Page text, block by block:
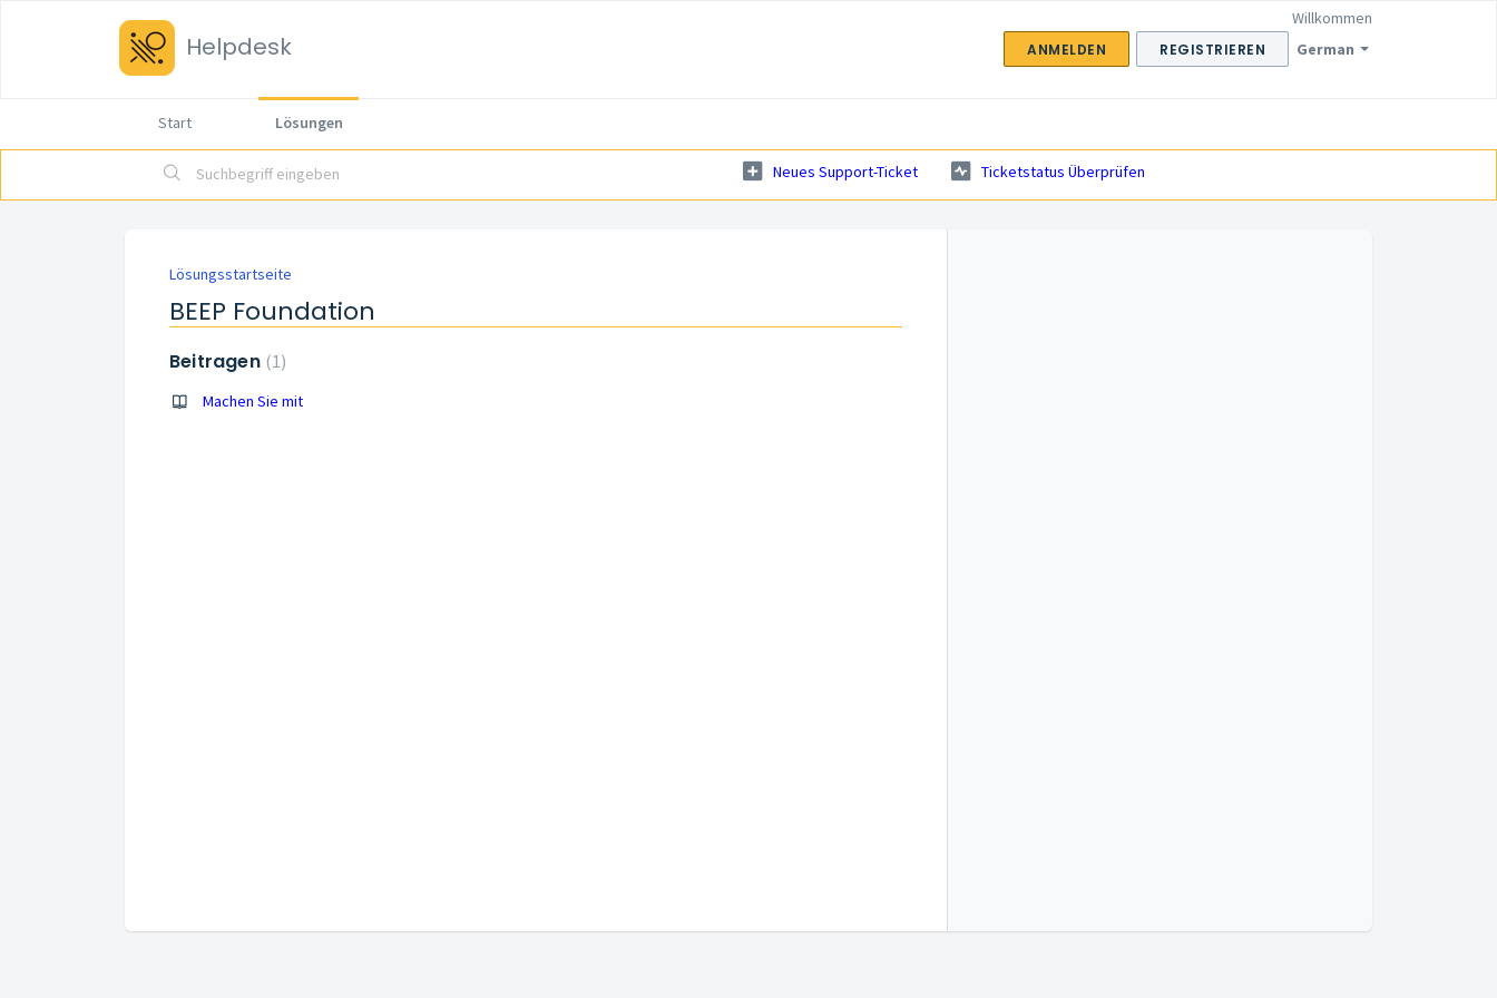
Helpdesk German
Willkommen
ANMELDEN REGISTRIEREN
Start Lösungen
Neues Support-Ticket Ticketstatus Überprüfen
Lösungsstartseite
BEEP Foundation
Beitragen 1
Machen Sie mit